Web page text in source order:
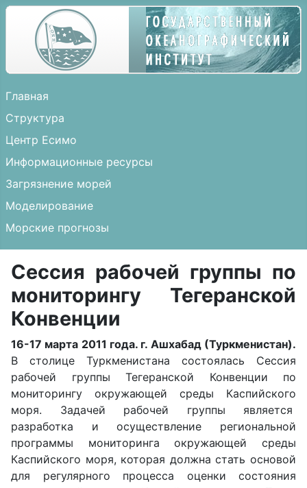
Главная
Структура
Центр Есимо
Информационные ресурсы
Загрязнение морей
Моделирование
Морские прогнозы
Сессия рабочей группы по
мониторингу Тегеранской
Конвенции
16-17 марта 2011 года. г. Ашхабад (Туркменистан).
В столице Туркменистана состоялась Сессия
рабочей группы Тегеранской Конвенции по
мониторингу окружающей среды Каспийского
моря. Задачей рабочей группы является
разработка и осуществление региональной
программы мониторинга окружающей среды
Каспийского моря, которая должна стать основой
для регулярного процесса оценки состояния